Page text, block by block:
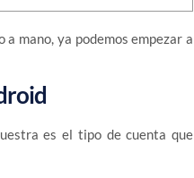
mano, ya podemos empezar a
es el tipo de cuenta que